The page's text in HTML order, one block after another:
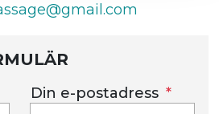
Din e-postadress